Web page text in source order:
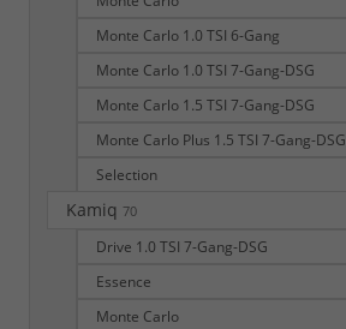
Monte Carlo 1.0 TSI 6-Gang
Monte Carlo 1.0 TSI 7-Gang-DSG
Monte Carlo 1.5 TSI 7-Gang-DSG
Monte Carlo Plus 1.5 TSI 7-Gang-DSG
Selection
Kamiq 70
Drive 1.0 TSI 7-Gang-DSG
Essence
Monte Carlo